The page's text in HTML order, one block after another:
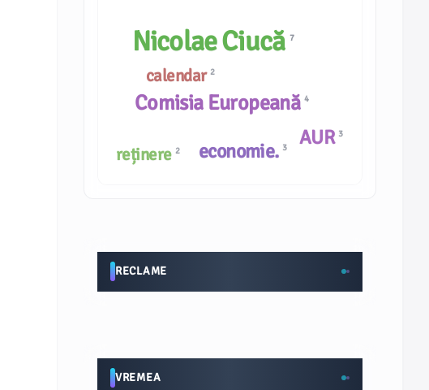
Comisia Europeană4
calendar 2
reținere 2
AUR 3
economie. 3
Nicolae Ciucă7
RECLAME
VREMEA